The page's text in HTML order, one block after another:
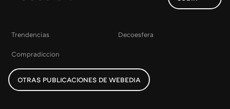
Trendencias Decoesfera
Compradiccion
OTRAS PUBLICACIONES DE WEBEDIA